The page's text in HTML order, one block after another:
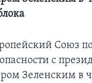
Союз
с
Зеленским в